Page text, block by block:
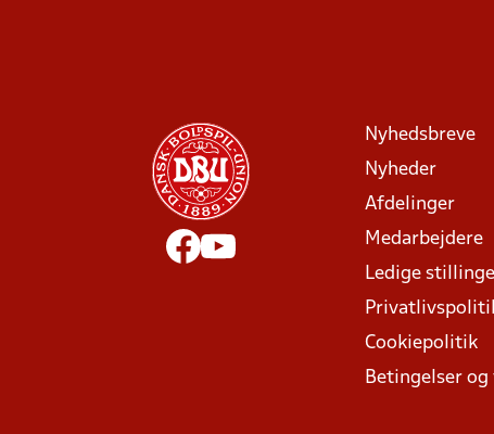
Nyhedsbreve
Nyheder
Afdelinger
Medarbejdere
Ledige
Cookiepolitik
Betingelser og